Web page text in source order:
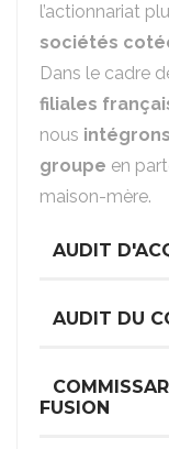
l’actionnariat
sociétés
Dans le cadre
filiales
nous intégrons
groupe en
maison-mère.
AUDIT
AUDIT DU
FUSION